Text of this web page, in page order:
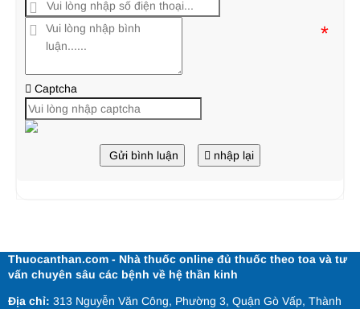
*
Captcha
Gửi bình luận nhập lại
Thuocanthan.com - Nhà thuốc online đủ thuốc theo toa và tư
vấn chuyên sâu các bệnh về hệ thần kinh
Địa chỉ: 313 Nguyễn Văn Công, Phường 3, Quận Gò Vấp, Thành